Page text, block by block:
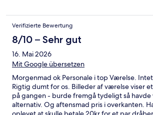
Verifizierte Bewertung
8/10 – Sehr gut
16. Mai 2026
Mit Google übersetzen
Morgenmad ok Personale i top Værelse.
Rigtig dumt for os. Billeder af værelse viser
på gangen - burde fremgå tydeligt så havde
alternativ. Og aftensmad pris i overkanten.